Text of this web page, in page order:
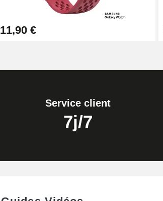
11,90 €
Service client
7j/7